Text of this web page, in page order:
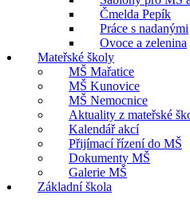
Čmelda Pepík
Práce s nadanými
Ovoce a zelenina
Mateřské školy
MŠ Mařatice
MŠ Kunovice
MŠ Nemocnice
Aktuality z mateřské
Kalendář akcí
Přijímací řízení do MŠ
Dokumenty MŠ
Galerie MŠ
Základní škola